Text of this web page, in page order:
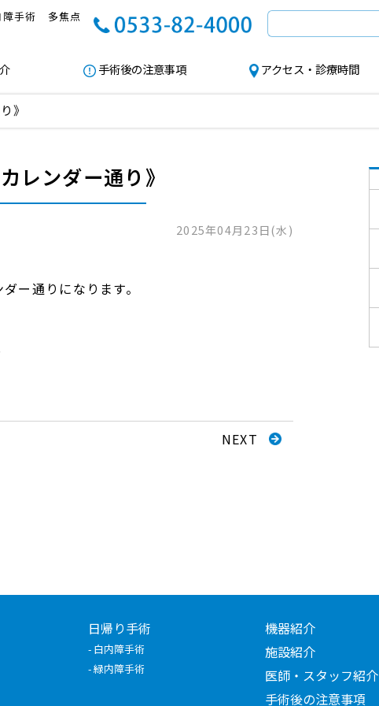
障手術 多焦点
手術後の注意事項 アクセス・診療時間
》
レンダー通り》
2025年04月23日(水)
ー通りになります。
NEXT
日帰り手術
- 白内障手術
- 緑内障手術
機器紹介
施設紹介
医師・スタッフ紹介
手術後の注意事項